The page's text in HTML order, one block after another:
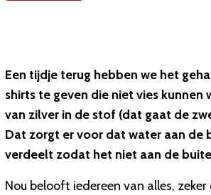
Een tijdje terug hebben we het
shirts te geven die niet vies
van zilver in de stof (dat gaat de
Dat zorgt er voor dat water aan
verdeelt zodat het niet aan de
Nou belooft iedereen van alles, zeker